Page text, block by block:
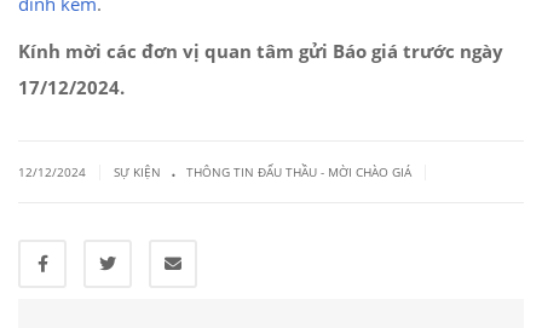
Kính mời các đơn vị quan tâm gửi Báo giá trước ngày
17/12/2024.
12/12/2024 SỰ KIỆN . THÔNG TIN ĐẤU THẦU - MỜI CHÀO GIÁ